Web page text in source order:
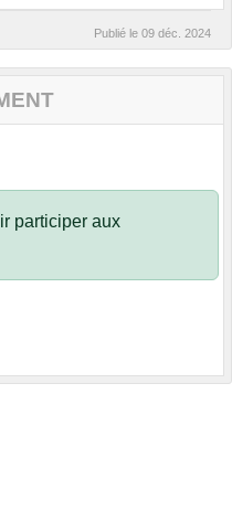
Publié le 09 déc. 2024
participer aux